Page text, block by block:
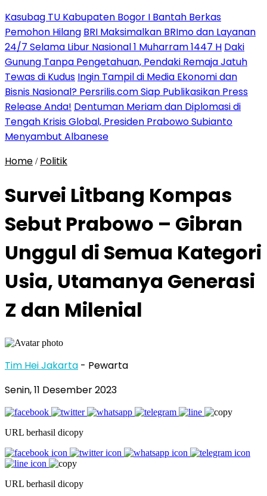
Kasubag TU Kabupaten Bogor I Bantah Berkas
Pemohon Hilang BRI Maksimalkan BRImo dan Layanan
24/7 Selama Libur Nasional 1 Muharram 1447 H Daki
Gunung Tanpa Pengetahuan, Pendaki Remaja Jatuh
Tewas di Kudus Ingin Tampil di Media Ekonomi dan
Bisnis Nasional? Persrilis.com Siap Publikasikan Press
Release Anda! Dentuman Meriam dan Diplomasi di
Tengah Krisis Global, Presiden Prabowo Subianto
Menyambut Albanese
Home / Politik
Survei Litbang Kompas
Sebut Prabowo – Gibran
Unggul di Semua Kategori
Usia, Utamanya Generasi
Z dan Milenial
Tim Hei Jakarta - Pewarta
Senin, 11 Desember 2023
URL berhasil dicopy
URL berhasil dicopy